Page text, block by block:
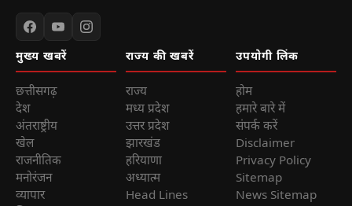
मुख्य खबरें
छत्तीसगढ़
देश
अंतराष्ट्रीय
खेल
राजनीतिक
मनोरंजन
व्यापार
राज्य की खबरें
राज्य
मध्य प्रदेश
उत्तर प्रदेश
झारखंड
हरियाणा
अध्यात्म
Head Lines
उपयोगी लिंक
होम
हमारे बारे में
संपर्क करें
Disclaimer
Privacy Policy
Sitemap
News Sitemap